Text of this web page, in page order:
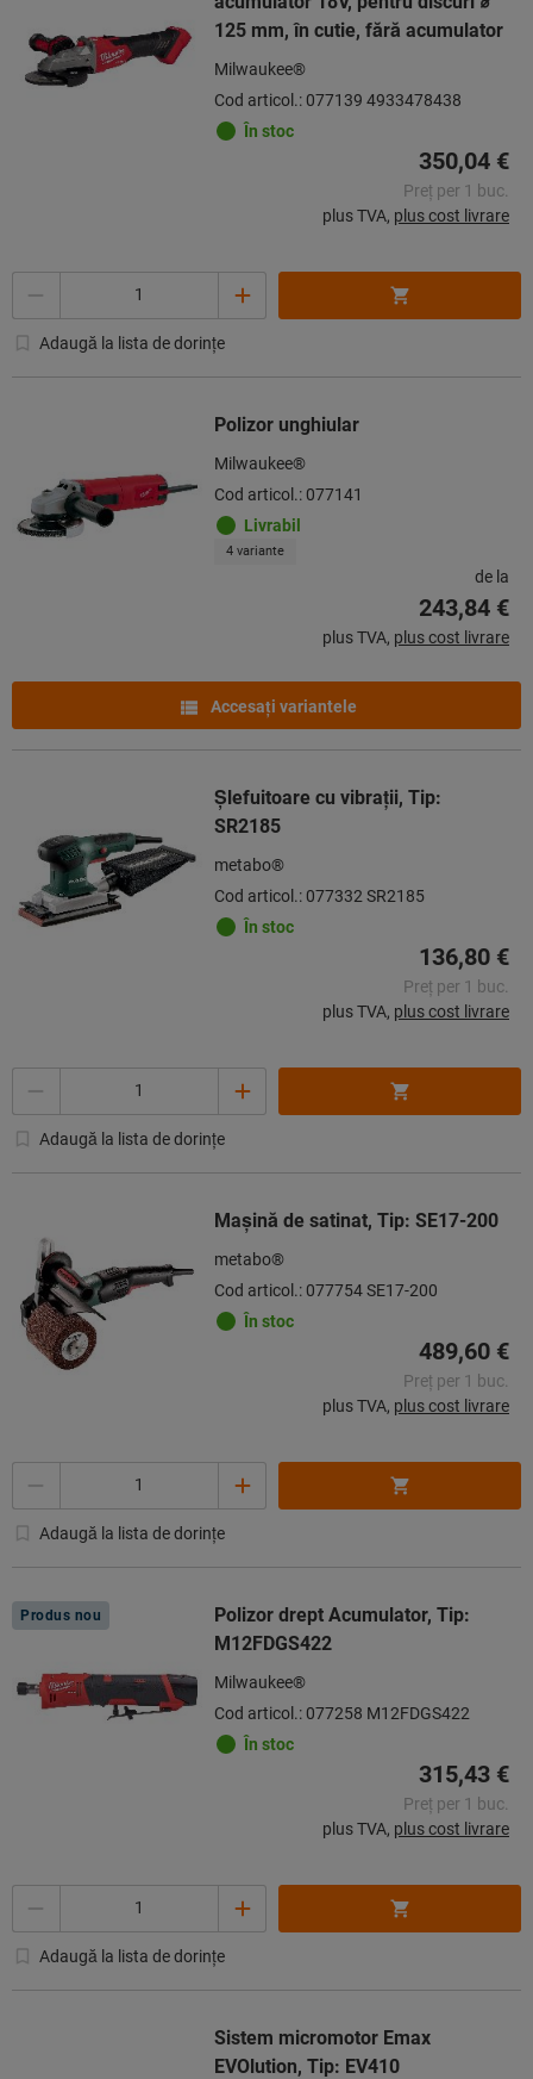
125 mm, în cutie, fără acumulator
Milwaukee®
Cod articol.: 077139 4933478438
În stoc
350,04 €
Preț per 1 buc.
plus TVA, plus cost livrare
Adaugă la lista de dorințe
Polizor unghiular
Milwaukee®
Cod articol.: 077141
Livrabil
4 variante
de la
243,84 €
plus TVA, plus cost livrare
Accesaţi variantele
Şlefuitoare cu vibraţii, Tip:
SR2185
metabo®
Cod articol.: 077332 SR2185
În stoc
136,80 €
Preț per 1 buc.
plus TVA, plus cost livrare
Adaugă la lista de dorințe
Maşină de satinat, Tip: SE17-200
metabo®
Cod articol.: 077754 SE17-200
În stoc
489,60 €
Preț per 1 buc.
plus TVA, plus cost livrare
Adaugă la lista de dorințe
Produs nou
Polizor drept Acumulator, Tip:
M12FDGS422
Milwaukee®
Cod articol.: 077258 M12FDGS422
În stoc
315,43 €
Preț per 1 buc.
plus TVA, plus cost livrare
Adaugă la lista de dorințe
Sistem micromotor Emax
EVOlution, Tip: EV410